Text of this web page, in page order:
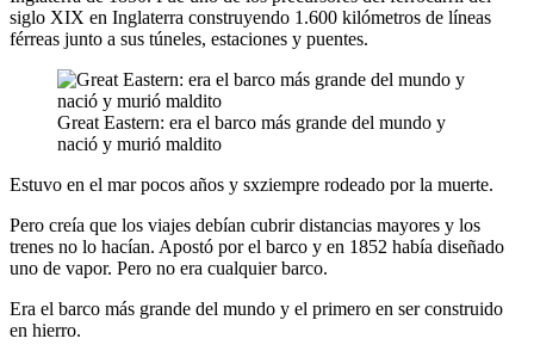
siglo XIX en Inglaterra construyendo 1.600 kilómetros de líneas
férreas junto a sus túneles, estaciones y puentes.
Great Eastern: era el barco más grande del mundo y
nació y murió maldito
Estuvo en el mar pocos años y sxziempre rodeado por la muerte.
Pero creía que los viajes debían cubrir distancias mayores y los
trenes no lo hacían. Apostó por el barco y en 1852 había diseñado
uno de vapor. Pero no era cualquier barco.
Era el barco más grande del mundo y el primero en ser construido
en hierro.